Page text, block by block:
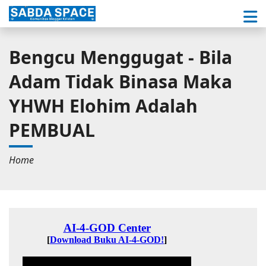
Bengcu Menggugat - Bila
Adam Tidak Binasa Maka
YHWH Elohim Adalah
PEMBUAL
Home